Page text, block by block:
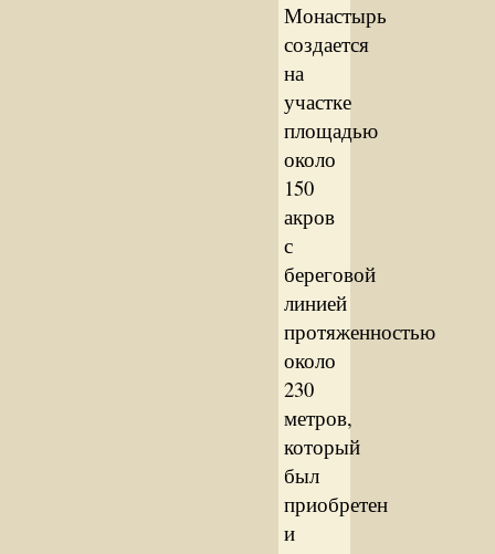
Монастырь
создается
на
участке
площадью
около
150
акров
с
береговой
линией
протяженностью
около
230
метров,
который
был
приобретен
и